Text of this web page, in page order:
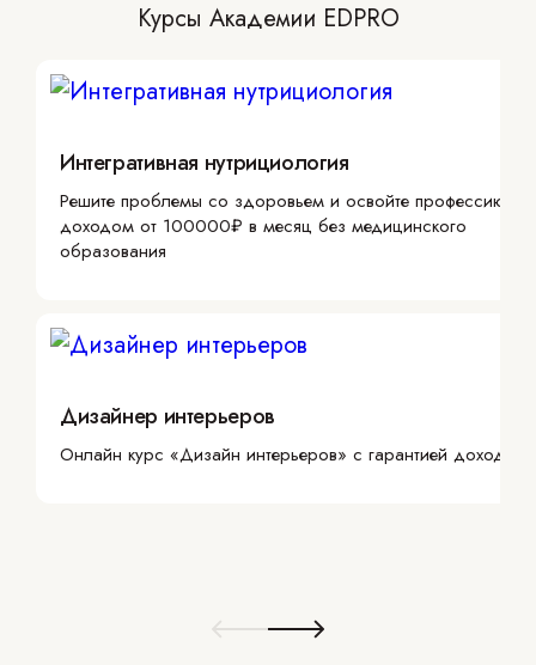
Курсы Академии EDPRO
Интегративная нутрициология
Решите проблемы со здоровьем и освойте профессию с
доходом от 100000₽ в месяц без медицинского
образования
Дизайнер интерьеров
Онлайн курс «Дизайн интерьеров» с гарантией дохода